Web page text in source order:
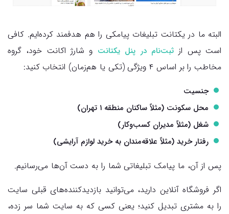
البته ما در یکتانت تبلیغات پیامکی را هم هدفمند کرده‌ایم. کافی
است پس ازثبت‌نام در پنل یکتانت و شارژ اکانت خود، گروه
مخاطب را بر اساس ۴ ویژگی (تکی یا هم‌زمان) انتخاب کنید:
جنسیت
محل سکونت (مثلاً ساکنان منطقه ۱ تهران)
شغل (مثلاً مدیران کسب‌وکار)
رفتار خرید (مثلاً علاقه‌مندان به خرید لوازم آرایشی)
پس از آن، ما پیامک تبلیغاتی شما را به دست آن‌ها می‌رسانیم.
اگر فروشگاه آنلاین دارید، می‌توانید بازدیدکننده‌های قبلی سایت
را به مشتری تبدیل کنید؛ یعنی کسی که به سایت شما سر زده،